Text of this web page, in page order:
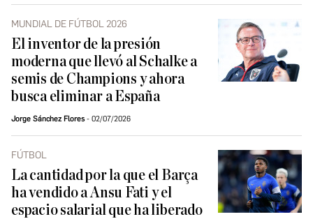
MUNDIAL DE FÚTBOL 2026
El inventor de la presión
moderna que llevó al Schalke a
semis de Champions y ahora
busca eliminar a España
Jorge Sánchez Flores 02/07/2026
FÚTBOL
La cantidad por la que el Barça
ha vendido a Ansu Fati y el
espacio salarial que ha liberado